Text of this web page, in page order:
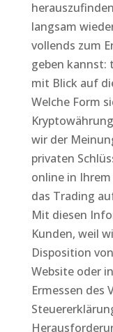
langsam
vollends zum
geben kannst:
mit Blick auf
Welche Form
wir der
privaten
online in
das Trading
Mit diesen
Kunden, weil
Disposition
Website oder
Ermessen des